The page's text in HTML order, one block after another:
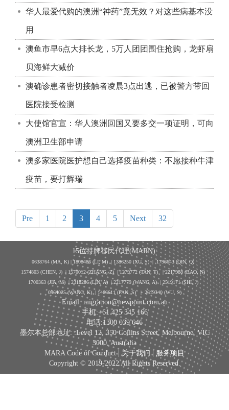
华人最爱代购的澳洲“神药”竟无效？对这些病基本没
用
澳鱼市早6点大排长龙，5万人团团围住抢购，龙虾扇
贝海鲜大减价
澳确诊患者密切接触者凌晨3点出逃，已被警方带回
医院接受检测
大使馆官宣：华人澳洲回国又要多交一项证明，可向
澳洲卫生部申请
澳多家医院医护想自己选择疫苗种类：不愿接种牛津
疫苗，要打辉瑞
Pre 1 2 3 4 5 Next 32
15位持牌移民代理(MARN):
0638764 (MA, K) |1808486 (LI, M) | 1386250 (XU, S)| 1796643 (QIN, Q)
1574803 (CHEN, J) | 1570012 (ZHANG, Z) | 1279772 (TAN, T) | 2217988 (BAO, N)
1700363 (JIA, M) | 2318286 (LIN, A) | 2217779 (WANG, A) | 2519171 (SHI, J)
0964025 (WANG, K) | 1466611 (PAN, S)| 2619340 (WU, S)
Email: migration@newpoint.com.au
手机:+61 425 345 166
电话:1300 039 646
墨尔本总部地址: :Level 12, 350 Collins Street, Melbourne, VIC
3000, Australia
MARA Code of Conduct |关于我们 | 服务项目
Copyright © 2019-2022 All Rights Reserved.